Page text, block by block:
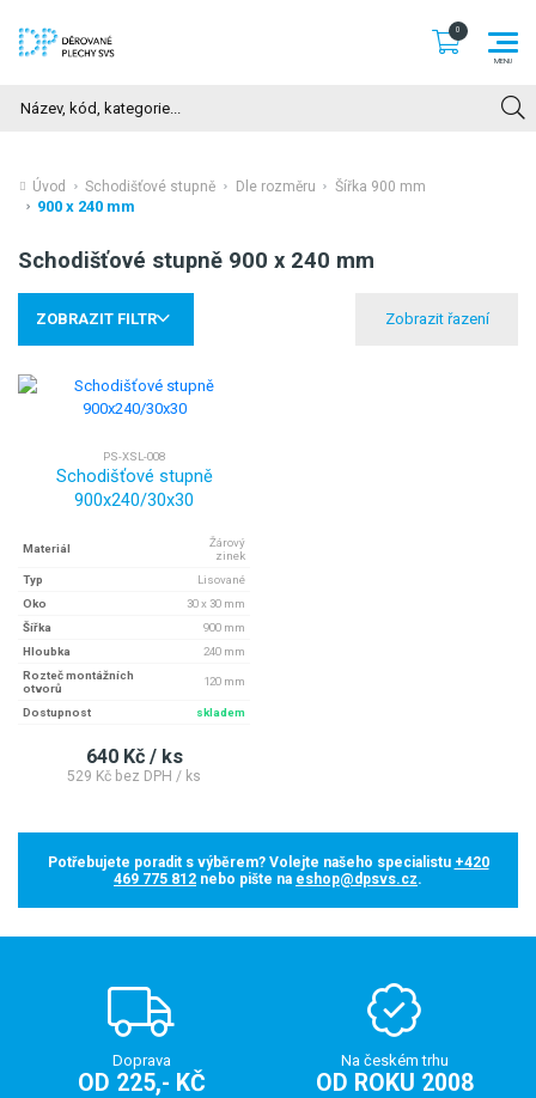
Úvod Schodišťové stupně Dle rozměru Šířka 900 mm
900 x 240 mm
Schodišťové stupně 900 x 240 mm
ZOBRAZIT FILTR
PS-XSL-008
Schodišťové stupně
900x240/30x30
Materiál
Žárový
zinek
Typ
Lisované
Oko
30 x 30 mm
Šířka
900 mm
Hloubka
240 mm
Rozteč montážních
otvorů
120 mm
Dostupnost skladem
640 Kč / ks
529 Kč bez DPH / ks
Potřebujete poradit s výběrem? Volejte našeho specialistu +420
469 775 812 nebo pište na eshop@dpsvs.cz.
Doprava
OD 225,- KČ
Na českém trhu
OD ROKU 2008